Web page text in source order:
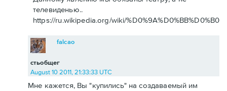
телевиденью..
https://ru.wikipedia.org/wiki/
стьобщег
falcao
August 10 2011, 21:33:33 UTC
Мне кажется, Вы "купились" на создаваемый им